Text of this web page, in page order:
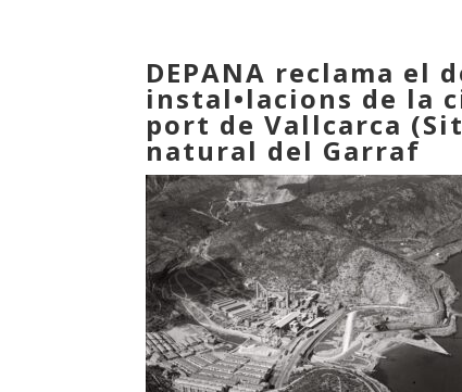
DEPANA reclama el
instal•lacions de la
port de Vallcarca
natural del Garraf